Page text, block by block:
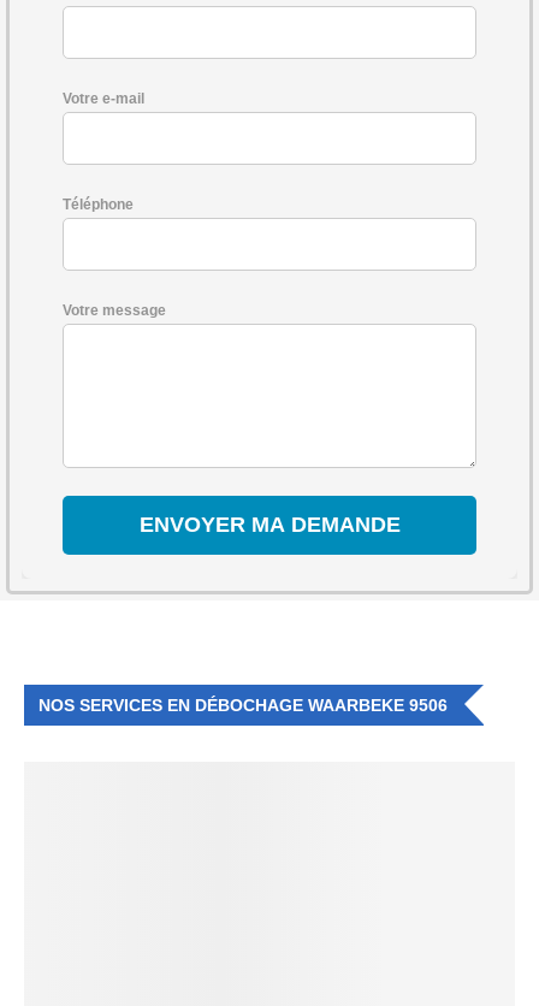
Votre e-mail
Téléphone
Votre message
NOS SERVICES EN DÉBOCHAGE WAARBEKE 9506